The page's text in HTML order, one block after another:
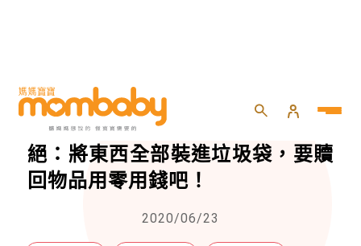
HOME 親子 親子教養
小孩不收玩具、衣服！媽媽放大
絕：將東西全部裝進垃圾袋，要贖
回物品用零用錢吧！
2020/06/23